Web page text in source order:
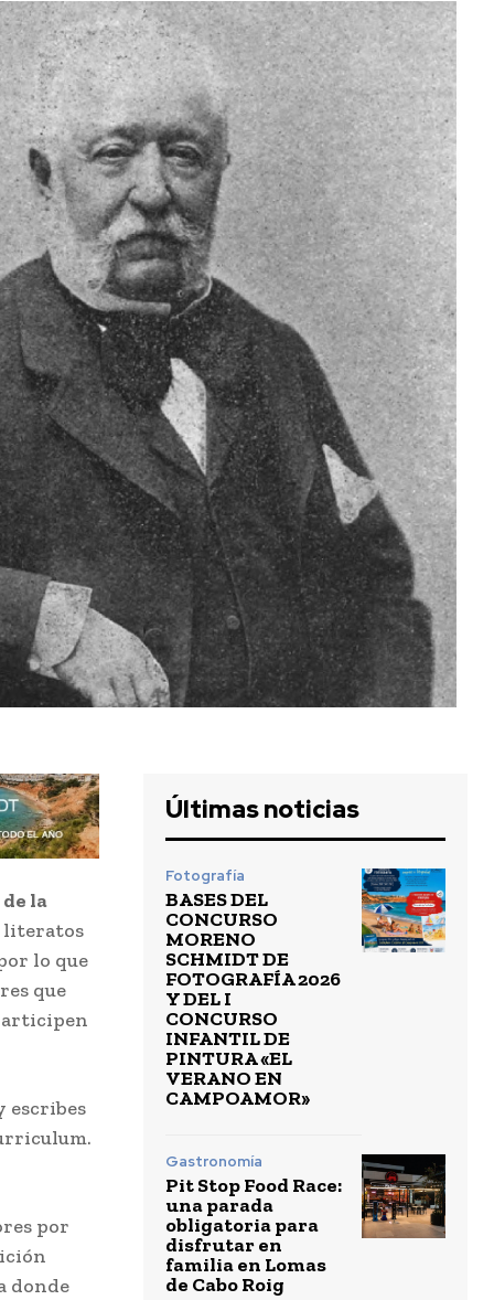
la
literatos
lo que
que
escribes
por
donde
Últimas noticias
Fotografía
BASES DEL
CONCURSO
MORENO
SCHMIDT DE
FOTOGRAFÍA 2026
Y DEL I
CONCURSO
INFANTIL DE
PINTURA «EL
VERANO EN
CAMPOAMOR»
Gastronomía
Pit Stop Food Race:
una parada
obligatoria para
disfrutar en
familia en Lomas
de Cabo Roig